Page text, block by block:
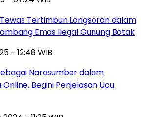
Tertimbun Longsoran dalam
Emas Ilegal Gunung Botak
- 12:48 WIB
Narasumber dalam
Begini Penjelasan Ucu